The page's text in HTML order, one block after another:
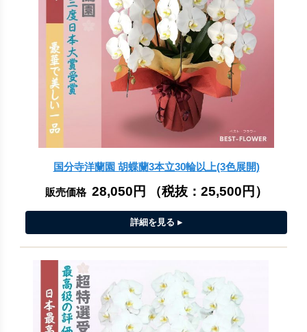
国分寺洋蘭園 胡蝶蘭3本立30輪以上(3色展開)
販売価格 28,050円 （税抜： 25,500円 ）